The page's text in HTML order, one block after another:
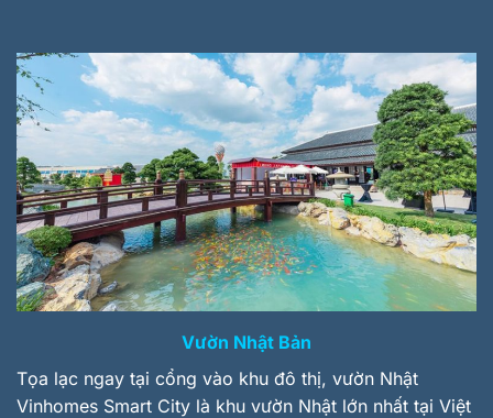
Vườn Nhật Bản
Tọa lạc ngay tại cổng vào khu đô thị, vườn Nhật
Vinhomes Smart City là khu vườn Nhật lớn nhất tại Việt